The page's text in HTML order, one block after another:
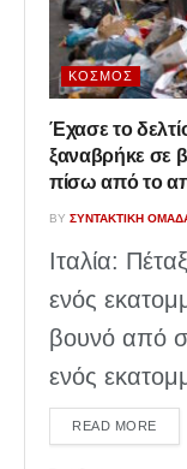
ΚΌΣΜΟΣ
Έχασε το
ξαναβρήκε σε
πίσω από το
BY ΣΥΝΤΑΚΤΙΚΉ
Ιταλία:
ενός
βουνό από
ενός
READ MORE